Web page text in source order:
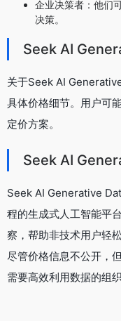
企业决策者：他们
决策。
Seek AI
关于Seek AI
具体价格细节。用户可
定价方案。
Seek AI
Seek AI Generative
程的生成式人工智能平
察，帮助非技术用户轻
尽管价格信息不公开，
需要高效利用数据的组